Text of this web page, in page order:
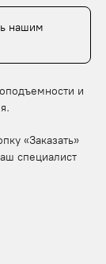
нашим
и
«Заказать»
специалист